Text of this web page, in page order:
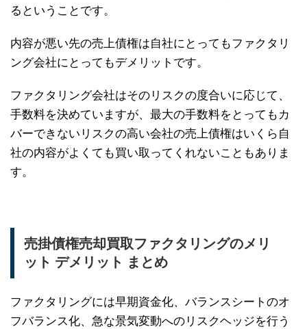
るということです。
内容が悪い先の売上債権は自社にとってもファクタリ
ング会社にとってもデメリットです。
ファクタリング会社はそのリスクの度合いに応じて、
手数料を決めていますが、最大の手数料をとってもカ
バーできないリスクの高い会社の売上債権はいくら自
社の内容がよくても買い取ってくれないこともありま
す。
売掛債権売却買取ファクタリングのメリ
ット デメリット まとめ
ファクタリングには早期資金化、バランスシートのオ
フバランス化、急な景気変動へのリスクヘッジを行う